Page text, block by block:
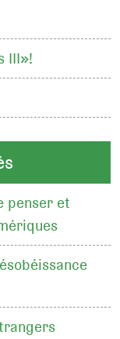
III»!
penser et